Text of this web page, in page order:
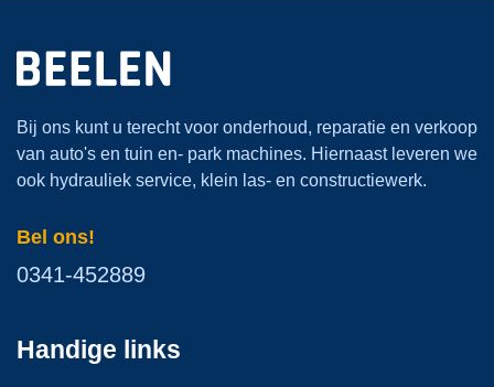
Bij ons kunt u terecht voor onderhoud, reparatie en verkoop
van auto's en tuin en- park machines. Hiernaast leveren we
ook hydrauliek service, klein las- en constructiewerk.
Bel ons!
0341-452889
Handige links